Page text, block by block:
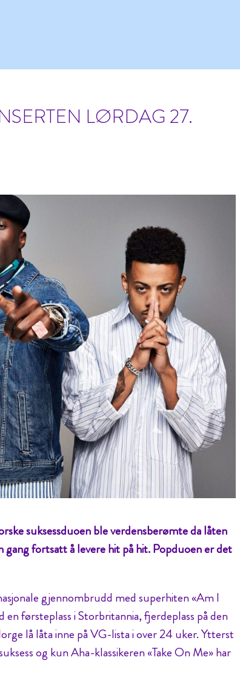
LØRDAG 27.
suksessduoen ble verdensberømte da låten
fortsatt å levere hit på hit. Popduoen er det
gjennombrudd med superhiten «Am I
førsteplass i Storbritannia, fjerdeplass på den
lå låta inne på VG-lista i over 24 uker. Ytterst
og kun Aha-klassikeren «Take On Me» har